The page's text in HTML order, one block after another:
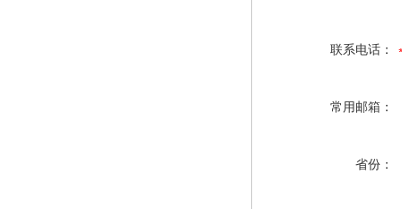
联系电话：
常用邮箱：
省份：